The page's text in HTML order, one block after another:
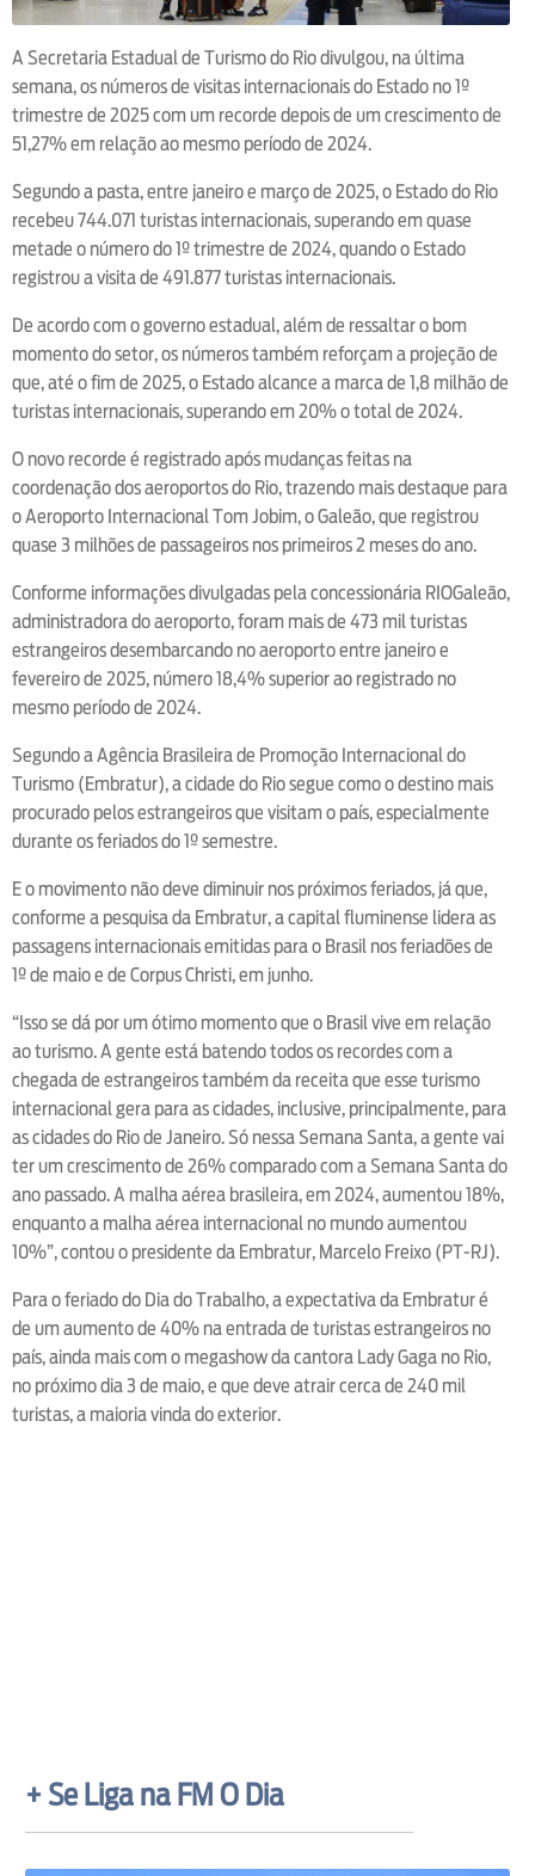
A Secretaria Estadual de Turismo do Rio divulgou, na última
semana, os números de visitas internacionais do Estado no 1º
trimestre de 2025 com um recorde depois de um crescimento de
51,27% em relação ao mesmo período de 2024.
Segundo a pasta, entre janeiro e março de 2025, o Estado do Rio
recebeu 744.071 turistas internacionais, superando em quase
metade o número do 1º trimestre de 2024, quando o Estado
registrou a visita de 491.877 turistas internacionais.
De acordo com o governo estadual, além de ressaltar o bom
momento do setor, os números também reforçam a projeção de
que, até o fim de 2025, o Estado alcance a marca de 1,8 milhão de
turistas internacionais, superando em 20% o total de 2024.
O novo recorde é registrado após mudanças feitas na
coordenação dos aeroportos do Rio, trazendo mais destaque para
o Aeroporto Internacional Tom Jobim, o Galeão, que registrou
quase 3 milhões de passageiros nos primeiros 2 meses do ano.
Conforme informações divulgadas pela concessionária RIOGaleão,
administradora do aeroporto, foram mais de 473 mil turistas
estrangeiros desembarcando no aeroporto entre janeiro e
fevereiro de 2025, número 18,4% superior ao registrado no
mesmo período de 2024.
Segundo a Agência Brasileira de Promoção Internacional do
Turismo (Embratur), a cidade do Rio segue como o destino mais
procurado pelos estrangeiros que visitam o país, especialmente
durante os feriados do 1º semestre.
E o movimento não deve diminuir nos próximos feriados, já que,
conforme a pesquisa da Embratur, a capital fluminense lidera as
passagens internacionais emitidas para o Brasil nos feriadões de
1º de maio e de Corpus Christi, em junho.
“Isso se dá por um ótimo momento que o Brasil vive em relação
ao turismo. A gente está batendo todos os recordes com a
chegada de estrangeiros também da receita que esse turismo
internacional gera para as cidades, inclusive, principalmente, para
as cidades do Rio de Janeiro. Só nessa Semana Santa, a gente vai
ter um crescimento de 26% comparado com a Semana Santa do
ano passado. A malha aérea brasileira, em 2024, aumentou 18%,
enquanto a malha aérea internacional no mundo aumentou
10%”, contou o presidente da Embratur, Marcelo Freixo (PT-RJ).
Para o feriado do Dia do Trabalho, a expectativa da Embratur é
de um aumento de 40% na entrada de turistas estrangeiros no
país, ainda mais com o megashow da cantora Lady Gaga no Rio,
no próximo dia 3 de maio, e que deve atrair cerca de 240 mil
turistas, a maioria vinda do exterior.
+ Se Liga na FM O Dia